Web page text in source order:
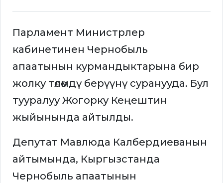
Парламент Министрлер
кабинетинен Чернобыль
апаатынын курмандыктарына бир
жолку төлөмдү берүүнү суранууда. Бул
тууралуу Жогорку Кеңештин
жыйынында айтылды.
Депутат Мавлюда Калбердиеванын
айтымында, Кыргызстанда
Чернобыль апаатынын